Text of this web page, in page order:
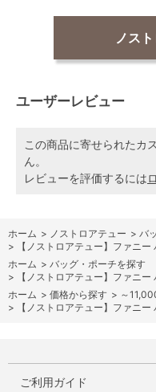
ノス
ユーザーレビュー
この商品に寄せられたカ
ん。
レビューを評価するには
ホーム > ノストロアテュー > バ
>
【ノストロアテュー】ファニー
ホーム > バッグ・ポーチを探す
>
【ノストロアテュー】ファニー
ホーム > 価格から探す > ～
>
【ノストロアテュー】ファニー
ご利用ガイド